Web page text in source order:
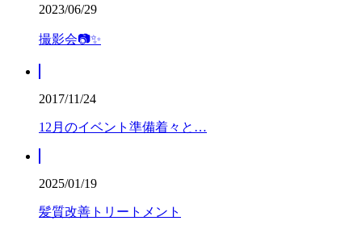
2023/06/29
撮影会📷✨
2017/11/24
12月のイベント準備着々と…
2025/01/19
髪質改善トリートメント